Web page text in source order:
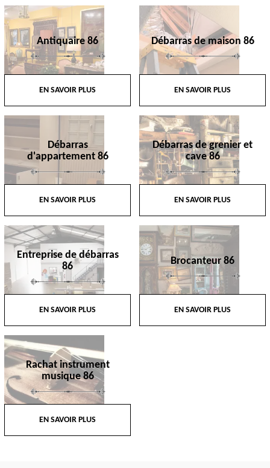
Antiquaire 86
EN SAVOIR PLUS
Débarras de maison 86
EN SAVOIR PLUS
Débarras
d'appartement 86
EN SAVOIR PLUS
Débarras de grenier et
cave 86
EN SAVOIR PLUS
Entreprise de débarras
86
EN SAVOIR PLUS
Brocanteur 86
EN SAVOIR PLUS
Rachat instrument
musique 86
EN SAVOIR PLUS